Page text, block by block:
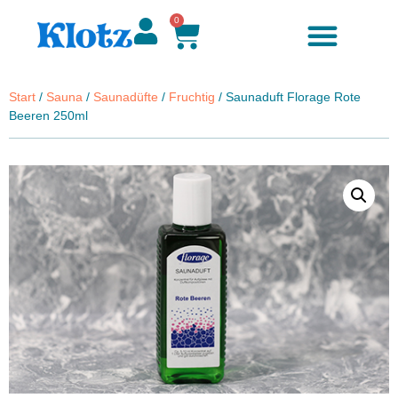
0
Start / Sauna / Saunadüfte / Fruchtig / Saunaduft Florage Rote
Beeren 250ml